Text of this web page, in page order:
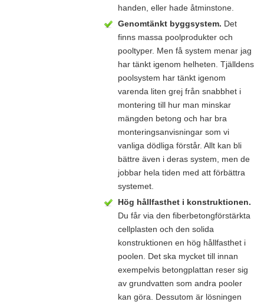
handen, eller hade åtminstone.
Genomtänkt byggsystem. Det
finns massa poolprodukter och
pooltyper. Men få system menar jag
har tänkt igenom helheten. Tjälldens
poolsystem har tänkt igenom
varenda liten grej från snabbhet i
montering till hur man minskar
mängden betong och har bra
monteringsanvisningar som vi
vanliga dödliga förstår. Allt kan bli
bättre även i deras system, men de
jobbar hela tiden med att förbättra
systemet.
Hög hållfasthet i konstruktionen.
Du får via den fiberbetongförstärkta
cellplasten och den solida
konstruktionen en hög hållfasthet i
poolen. Det ska mycket till innan
exempelvis betongplattan reser sig
av grundvatten som andra pooler
kan göra. Dessutom är lösningen